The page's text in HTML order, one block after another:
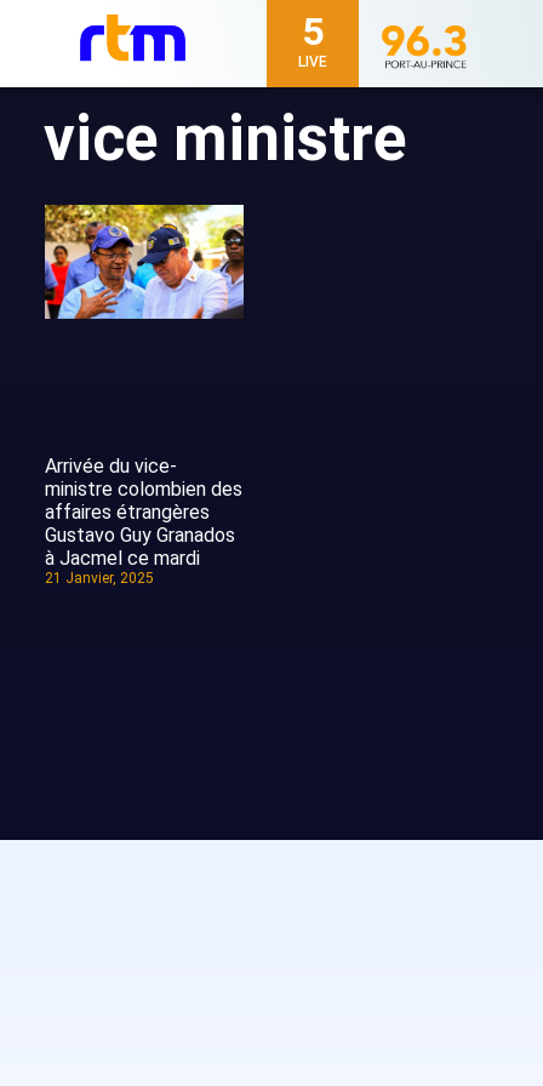
5
LIVE
vice ministre
Arrivée du vice-
ministre colombien des
affaires étrangères
Gustavo Guy Granados
à Jacmel ce mardi
21 Janvier, 2025